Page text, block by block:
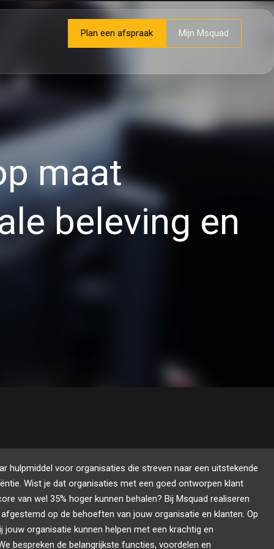
Plan een afspraak Mijn Msquad
maat
beleving en
hulpmiddel voor organisaties die streven naar een uitstekende
Wist je dat organisaties met een goed ontworpen klant
van wel 35% hoger kunnen behalen? Bij Msquad realiseren
op de behoeften van jouw organisatie en klanten. Op
jouw organisatie kunnen helpen met een krachtig en
bespreken de belangrijkste functies, voordelen en